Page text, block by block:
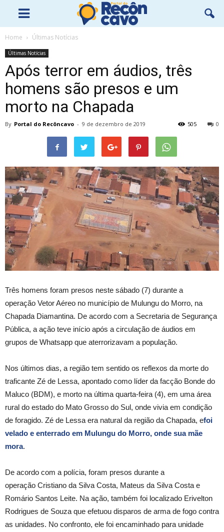
Home Últimas Notícias
Últimas Notícias
Após terror em áudios, três
homens são presos e um
morto na Chapada
By Portal do Recôncavo - 9 de dezembro de 2019 0
505
Três homens foram presos neste sábado (7) durante a
operação Vetor Aéreo no município de Mulungu do Morro, na
Chapada Diamantina. De acordo com a Secretaria de Segurança
Pública, a ação teve início após a circulação de áudios em
grupos de Whatsapp que aterrorizavam a população.
Nos últimos dias, a região tem sentido os reflexos da morte do
traficante Zé de Lessa, apontado como líder da facção Bonde do
Maluco (BDM), e morto na última quarta-feira (4), em uma área
rural do estado do Mato Grosso do Sul, onde vivia em condição
de foragido. Zé de Lessa era natural da região da Chapada, efoi
velado e enterrado em Mulungu do Morro, onde sua mãe
mora.
De acordo com a polícia, foram presos durante a
operação Cristiano da Silva Costa, Mateus da Silva Costa e
Romário Santos Leite. Na ação, também foi localizado Erivelton
Rodrigues de Souza que efetuou disparos de arma de fogo contra
as unidades. No confronto, ele foi encaminhado para unidade